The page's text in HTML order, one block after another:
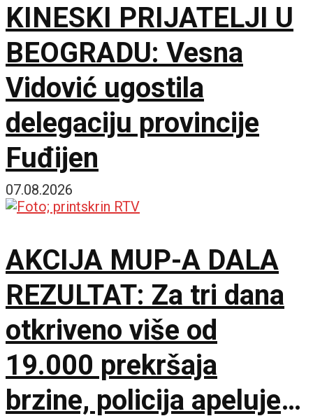
KINESKI PRIJATELJI U
BEOGRADU: Vesna
Vidović ugostila
delegaciju provincije
Fuđijen
07.08.2026
AKCIJA MUP-A DALA
REZULTAT: Za tri dana
otkriveno više od
19.000 prekršaja
brzine, policija apeluje